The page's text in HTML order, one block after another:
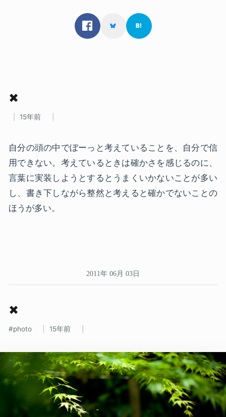
✖
15年前
自分の頭の中でぼーっと考えていることを、自分で信
用できない。考えているときは確かさを感じるのに、
言葉に実装しようとするとうまくいかないことが多い
し、書き下しながら整然と考えると確かでないことの
ほうが多い。
2011年 06月 03日
✖
photo 15年前